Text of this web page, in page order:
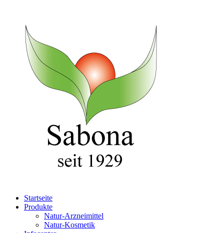
Startseite
Produkte
Natur-Arzneimittel
Natur-Kosmetik